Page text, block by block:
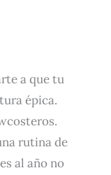
a que tu
épica.
rutina de
al año no